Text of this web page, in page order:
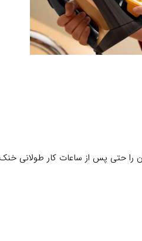
را حتی پس از ساعات کار طولانی